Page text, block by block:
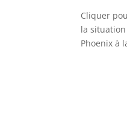
Cliquer
la
Phoenix à